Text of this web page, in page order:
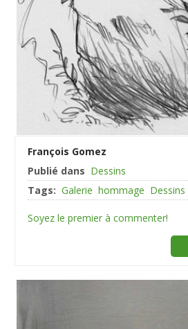
François Gomez
Publié dans Dessins
Tags: Galerie hommage Dessins
Soyez le premier à commenter!